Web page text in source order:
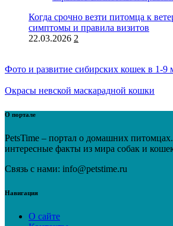
Когда срочно везти питомца к
симптомы и правила визитов
22.03.2026 2
Фото и развитие сибирских кошек в 1-9
Окрасы невской маскарадной кошки
О портале
PetsTime – портал о домашних
интересные факты из мира собак и
Связь с нами: info@petstime.ru
Навигация
О сайте